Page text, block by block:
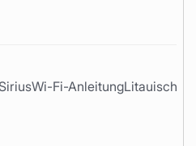
SiriusWi-Fi-AnleitungLitauisch